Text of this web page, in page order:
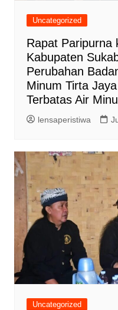
Uncategorized
Rapat Paripurna
Kabupaten
Perubahan
Minum Tirta
Terbatas Air
lensaperistiwa
Uncategorized